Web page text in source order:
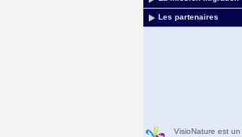
Les partenaires
VisioNature est